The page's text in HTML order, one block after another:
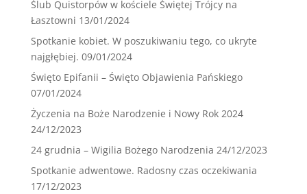
Ślub Quistorpów w kościele Świętej Trójcy na
Łasztowni 13/01/2024
Spotkanie kobiet. W poszukiwaniu tego, co ukryte
najgłębiej. 09/01/2024
Święto Epifanii – Święto Objawienia Pańskiego
07/01/2024
Życzenia na Boże Narodzenie i Nowy Rok 2024
24/12/2023
24 grudnia – Wigilia Bożego Narodzenia 24/12/2023
Spotkanie adwentowe. Radosny czas oczekiwania
17/12/2023